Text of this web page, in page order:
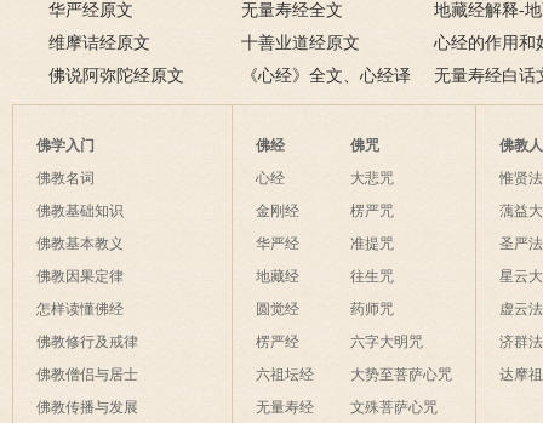
注音及译文
萨普门品完整
华严经原文 无量寿经全文
地藏经解释-
白话解释
维摩诘经原文 十善业道经原文
心经的作用和
经有什么作用
佛说阿弥陀经原文
《心经》全文、心经译
文解释
无量寿经白话
佛学入门
佛教名词
佛教基础知识
佛教基本教义
佛教因果定律
怎样读懂佛经
佛教修行及戒律
佛教僧侣与居士
佛教传播与发展
佛经
心经
金刚经
华严经
地藏经
圆觉经
楞严经
六祖坛经
无量寿经
佛咒
大悲咒
楞严咒
准提咒
往生咒
药师咒
六字大明咒
大势至菩萨心咒
文殊菩萨心咒
佛教
惟贤
蕅益
圣严
星云
虚云
济群
达摩